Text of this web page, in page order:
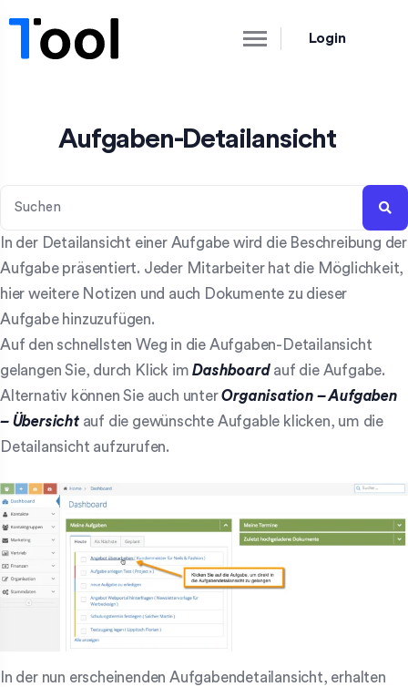
Login
Aufgaben-Detailansicht
In der Detailansicht einer Aufgabe wird die Beschreibung der
Aufgabe präsentiert. Jeder Mitarbeiter hat die Möglichkeit,
hier weitere Notizen und auch Dokumente zu dieser
Aufgabe hinzuzufügen.
Auf den schnellsten Weg in die Aufgaben-Detailansicht
gelangen Sie, durch Klick imDashboardauf die Aufgabe.
Alternativ können Sie auch unterOrganisation – Aufgaben
– Übersichtauf die gewünschte Aufgable klicken, um die
Detailansicht aufzurufen.
In der nun erscheinenden Aufgabendetailansicht, erhalten